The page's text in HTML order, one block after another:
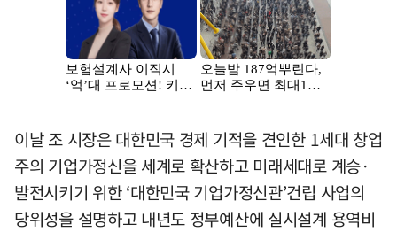
이날 조 시장은 대한민국 경제 기적을 견인한 1세대 창업
주의 기업가정신을 세계로 확산하고 미래세대로 계승·
발전시키기 위한 ‘대한민국 기업가정신관’건립 사업의
당위성을 설명하고 내년도 정부예산에 실시설계 용역비